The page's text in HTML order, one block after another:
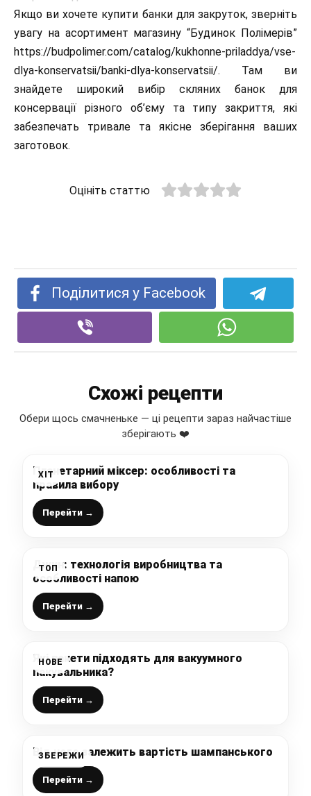
Якщо ви хочете купити банки для закруток, зверніть
увагу на асортимент магазину “Будинок Полімерів”
https://budpolimer.com/catalog/kukhonne-priladdya/vse-
dlya-konservatsii/banki-dlya-konservatsii/. Там ви
знайдете широкий вибір скляних банок для
консервації різного об’єму та типу закриття, які
забезпечать тривале та якісне зберігання ваших
заготовок.
Оцініть статтю
Поділитися у Facebook
Схожі рецепти
Обери щось смачненьке — ці рецепти зараз найчастіше
зберігають ❤️
ХІТ
Планетарний міксер: особливості та
правила вибору
Перейти →
ТОП
Джин: технологія виробництва та
особливості напою
Перейти →
НОВЕ
Які пакети підходять для вакуумного
пакувальника?
Перейти →
ЗБЕРЕЖИ
Від чого залежить вартість шампанського
Перейти →